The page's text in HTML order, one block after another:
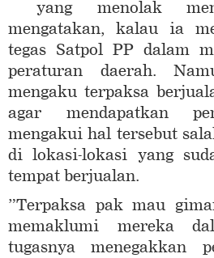
yang menolak
mengatakan, kalau ia
tegas Satpol PP dalam
peraturan daerah.
mengaku terpaksa
agar mendapatkan
mengakui hal tersebut
di lokasi-lokasi yang
tempat berjualan.
”Terpaksa pak mau
memaklumi mereka
tugasnya menegakkan